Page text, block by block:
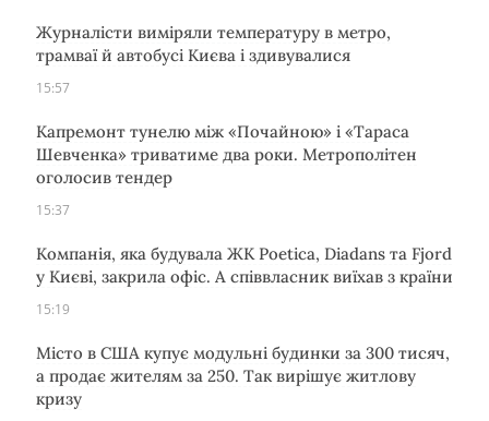
Журналісти виміряли температуру в метро,
трамваї й автобусі Києва і здивувалися
15:57
Капремонт тунелю між «Почайною» і «Тараса
Шевченка» триватиме два роки. Метрополітен
оголосив тендер
15:37
Компанія, яка будувала ЖК Poetica, Diadans та Fjord
у Києві, закрила офіс. А співвласник виїхав з країни
15:19
Місто в США купує модульні будинки за 300 тисяч,
а продає жителям за 250. Так вирішує житлову
кризу